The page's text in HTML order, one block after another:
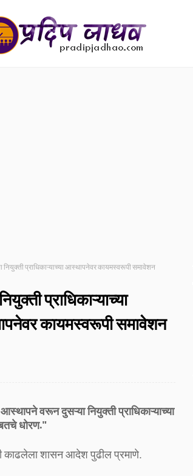
नियुक्ती प्राधिकाऱ्याच्या आस्थापनेवर कायमस्वरूपी समावेशन
प्राधिकाऱ्याच्या
कायमस्वरूपी समावेशन
आस्थापने वरून दुसऱ्या नियुक्ती प्राधिकाऱ्याच्या
धोरण."
काढलेला शासन आदेश पुढील प्रमाणे.